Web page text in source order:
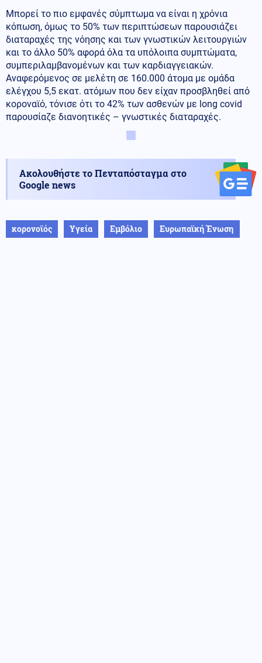
Μπορεί το πιο εμφανές σύμπτωμα να είναι η χρόνια
κόπωση, όμως το 50% των περιπτώσεων παρουσιάζει
διαταραχές της νόησης και των γνωστικών λειτουργιών
και το άλλο 50% αφορά όλα τα υπόλοιπα συμπτώματα,
συμπεριλαμβανομένων και των καρδιαγγειακών.
Αναφερόμενος σε μελέτη σε 160.000 άτομα με ομάδα
ελέγχου 5,5 εκατ. ατόμων που δεν είχαν προσβληθεί από
κοροναϊό, τόνισε ότι το 42% των ασθενών με long covid
παρουσίαζε διανοητικές – γνωστικές διαταραχές.
Ακολουθήστε το Πενταπόσταγμα στο
Google news
κορονοϊός Υγεία Εμβόλιο Ευρωπαϊκή Ένωση